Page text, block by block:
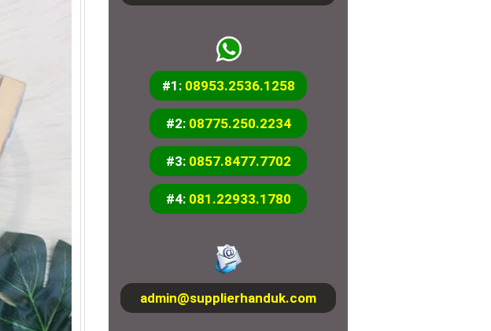
#1: 08953.2536.1258
#2: 08775.250.2234
#3: 0857.8477.7702
#4: 081.22933.1780
admin@supplierhanduk.com